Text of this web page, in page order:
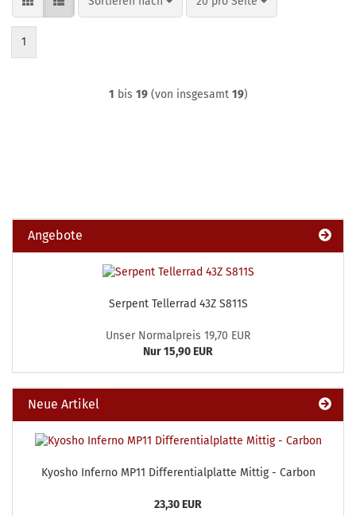
1
1 bis 19(von insgesamt 19)
Angebote
Serpent Tellerrad 43Z S811S
Unser Normalpreis 19,70 EUR
Nur 15,90 EUR
Neue Artikel
Kyosho Inferno MP11 Differentialplatte Mittig - Carbon
23,30 EUR